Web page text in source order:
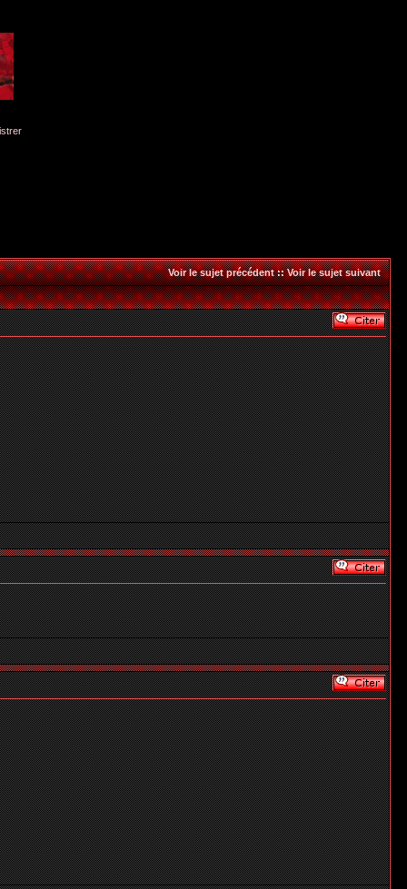
Voir le sujet précédent::Voir le sujet suivant